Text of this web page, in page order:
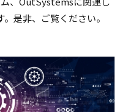
是非、ご覧ください。